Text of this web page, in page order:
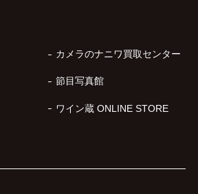
カメラのナニワ買取センター
節目写真館
ワイン蔵 ONLINE STORE